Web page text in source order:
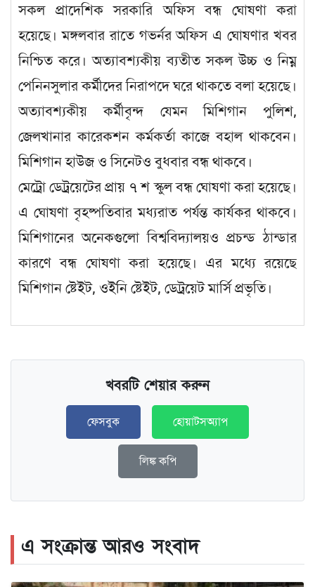
সকল প্রাদেশিক সরকারি অফিস বন্ধ ঘোষণা করা
হয়েছে। মঙ্গলবার রাতে গভর্নর অফিস এ ঘোষণার খবর
নিশ্চিত করে। অত্যাবশ্যকীয় ব্যতীত সকল উচ্চ ও নিম্ন
পেনিনসুলার কর্মীদের নিরাপদে ঘরে থাকতে বলা হয়েছে।
অত্যাবশ্যকীয় কর্মীবৃন্দ যেমন মিশিগান পুলিশ,
জেলখানার কারেকশন কর্মকর্তা কাজে বহাল থাকবেন।
মিশিগান হাউজ ও সিনেটও বুধবার বন্ধ থাকবে।
মেট্রো ডেট্রয়েটের প্রায় ৭ শ স্কুল বন্ধ ঘোষণা করা হয়েছে।
এ ঘোষণা বৃহষ্পতিবার মধ্যরাত পর্যন্ত কার্যকর থাকবে।
মিশিগানের অনেকগুলো বিশ্ববিদ্যালয়ও প্রচন্ড ঠান্ডার
কারণে বন্ধ ঘোষণা করা হয়েছে। এর মধ্যে রয়েছে
মিশিগান ষ্টেইট, ওইনি ষ্টেইট, ডেট্রয়েট মার্সি প্রভৃতি।
খবরটি শেয়ার করুন
ফেসবুক হোয়াটসঅ্যাপ
লিঙ্ক কপি
এ সংক্রান্ত আরও সংবাদ